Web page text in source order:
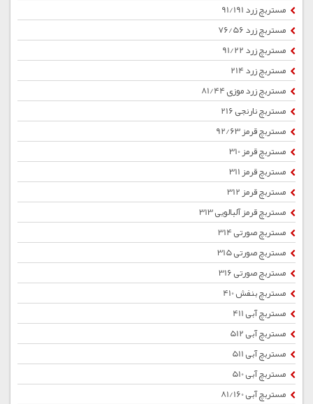
مستربچ زرد 91/191
مستربچ زرد 76/56
مستربچ زرد 91/22
مستربچ زرد 214
مستربچ زرد موزی 81/44
مستربچ نارنجی 216
مستربچ قرمز 92/63
مستربچ قرمز 310
مستربچ قرمز 311
مستربچ قرمز 312
مستربچ قرمز آلبالویی 313
مستربچ صورتی 314
مستربچ صورتی 315
مستربچ صورتی 316
مستربچ بنفش 410
مستربچ آبی 411
مستربچ آبی 512
مستربچ آبی 511
مستربچ آبی 510
مستربچ آبی 81/160